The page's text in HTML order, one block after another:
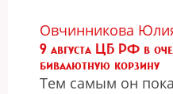
Овчинникова
9 августа ЦБ РФ в
бивалютную корзину
Тем самым он